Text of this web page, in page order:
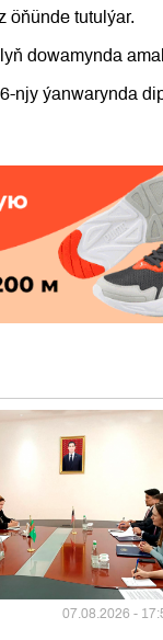
öňünde tutulýar.
dowamynda
njy ýanwarynda
07.08.2026 -